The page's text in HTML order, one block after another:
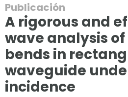
Publicación
A rigorous and
wave analysis
bends in
waveguide
incidence